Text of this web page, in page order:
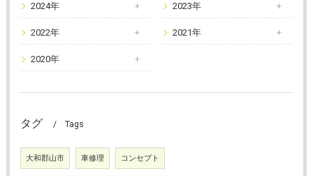
2024年 2023年
2022年 2021年
2020年
タグ Tags
大和郡山市 車修理 コンセプト